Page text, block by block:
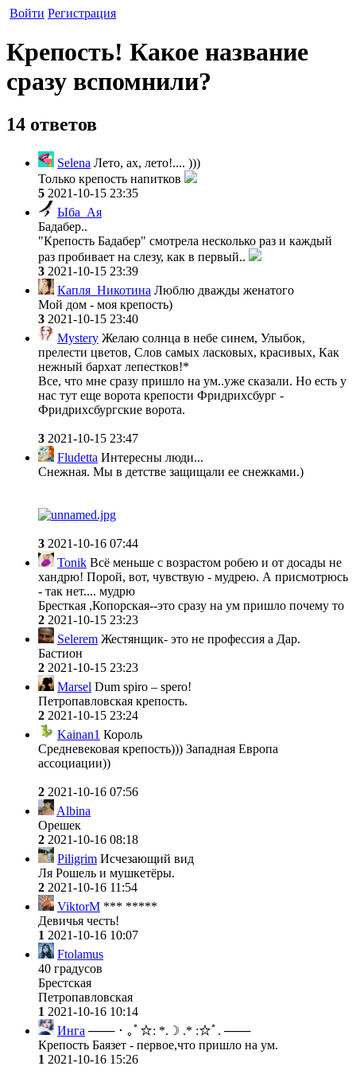
Войти Регистрация
Крепость! Какое название
сразу вспомнили?
14 ответов
Selena Лето, ах, лето!.... )))
Только крепость напитков
5 2021-10-15 23:35
Ыба_Ая
Бадабер..
"Крепость Бадабер" смотрела несколько раз и каждый
раз пробивает на слезу, как в первый..
3 2021-10-15 23:39
Капля_Никотина Люблю дважды женатого
Мой дом - моя крепость)
3 2021-10-15 23:40
Mystery Желаю солнца в небе синем, Улыбок,
прелести цветов, Слов самых ласковых, красивых, Как
нежный бархат лепестков!*
Все, что мне сразу пришло на ум..уже сказали. Но есть у
нас тут еще ворота крепости Фридрихсбург -
Фридрихсбургские ворота.
3 2021-10-15 23:47
Fludetta Интересны люди...
Снежная. Мы в детстве защищали ее снежками.)
3 2021-10-16 07:44
Tonik Всё меньше с возрастом робею и от досады не
хандрю! Порой, вот, чувствую - мудрею. А присмотрюсь
- так нет.... мудрю
Бресткая ,Копорская--это сразу на ум пришло почему то
2 2021-10-15 23:23
Selerem Жестянщик- это не профессия а Дар.
Бастион
2 2021-10-15 23:23
Marsel Dum spiro – spero!
Петропавловская крепость.
2 2021-10-15 23:24
Kainan1 Король
Средневековая крепость))) Западная Европа
ассоциации))
2 2021-10-16 07:56
Albina
Орешек
2 2021-10-16 08:18
Piligrim Исчезающий вид
Ля Рошель и мушкетёры.
2 2021-10-16 11:54
ViktorM *** *****
Девичья честь!
1 2021-10-16 10:07
Ftolamus
40 градусов
Брестская
Петропавловская
1 2021-10-16 10:14
Инга ─── ･ ｡ﾟ☆: *.☽ .* :☆ﾟ. ───
Крепость Баязет - первое,что пришло на ум.
1 2021-10-16 15:26